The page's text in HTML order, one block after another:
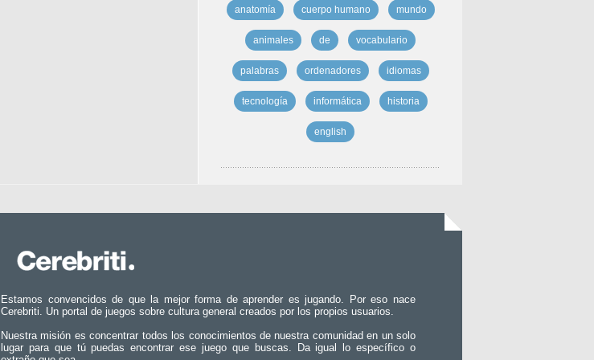
anatomía cuerpo humano mundo
animales de vocabulario
palabras ordenadores idiomas
tecnología informática historia
english
Estamos convencidos de que la mejor forma de aprender es jugando. Por eso nace
Cerebriti. Un portal de juegos sobre cultura general creados por los propios usuarios.
Nuestra misión es concentrar todos los conocimientos de nuestra comunidad en un solo
lugar para que tú puedas encontrar ese juego que buscas. Da igual lo específico o